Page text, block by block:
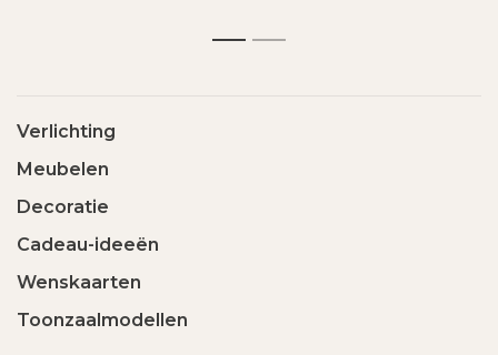
1 2
Verlichting
Meubelen
Decoratie
Cadeau-ideeën
Wenskaarten
Toonzaalmodellen